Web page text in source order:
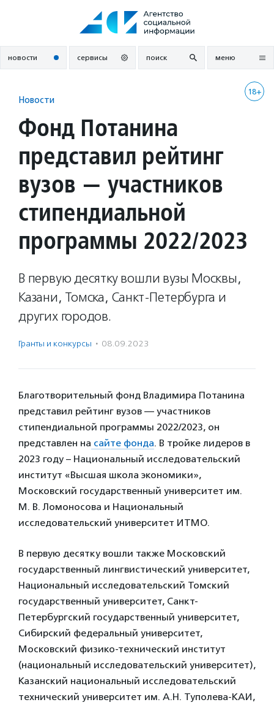
новости сервисы поиск меню
18+
Новости
Фонд Потанина
представил рейтинг
вузов — участников
стипендиальной
программы 2022/2023
В первую десятку вошли вузы Москвы,
Казани, Томска, Санкт-Петербурга и
других городов.
Гранты и конкурсы · 08.09.2023
Благотворительный фонд Владимира Потанина
представил рейтинг вузов — участников
стипендиальной программы 2022/2023, он
представлен на сайте фонда. В тройке лидеров в
2023 году – Национальный исследовательский
институт «Высшая школа экономики»,
Московский государственный университет им.
М. В. Ломоносова и Национальный
исследовательский университет ИТМО.
В первую десятку вошли также Московский
государственный лингвистический университет,
Национальный исследовательский Томский
государственный университет, Санкт-
Петербургский государственный университет,
Сибирский федеральный университет,
Московский физико-технический институт
(национальный исследовательский университет),
Казанский национальный исследовательский
технический университет им. А.Н. Туполева-КАИ,